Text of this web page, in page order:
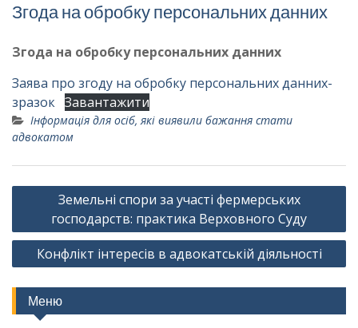
Згода на обробку персональних данних
Згода на обробку персональних данних
Заява про згоду на обробку персональних данних-
зразок Завантажити
Інформація для осіб, які виявили бажання стати
адвокатом
Навігація
записів
Земельні спори за участі фермерських
господарств: практика Верховного Суду
Конфлікт інтересів в адвокатській діяльності
Меню